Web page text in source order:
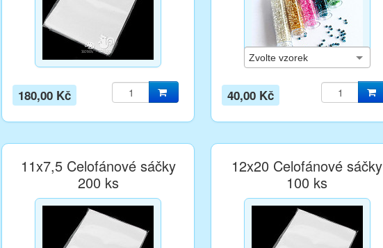
180,00 Kč 40,00 Kč
11x7,5 Celofánové sáčky
200 ks
12x20 Celofánové sáčky
100 ks